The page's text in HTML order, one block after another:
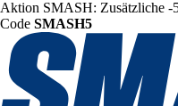
Aktion SMASH: Zusätzliche -
Code SMASH5